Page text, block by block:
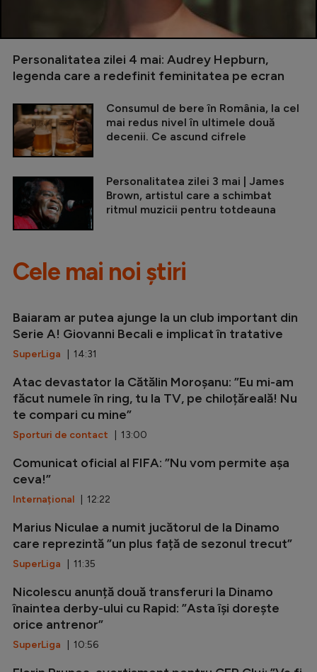
Personalitatea zilei 4 mai: Audrey Hepburn,
legenda care a redefinit feminitatea pe ecran
Consumul de bere în România, la cel
mai redus nivel în ultimele două
decenii. Ce ascund cifrele
Personalitatea zilei 3 mai | James
Brown, artistul care a schimbat
ritmul muzicii pentru totdeauna
Cele mai noi știri
Baiaram ar putea ajunge la un club important din
Serie A! Giovanni Becali e implicat în tratative
SuperLiga | 14:31
Atac devastator la Cătălin Moroșanu: ”Eu mi-am
făcut numele în ring, tu la TV, pe chiloțăreală! Nu
te compari cu mine”
Sporturi de contact | 13:00
Comunicat oficial al FIFA: ”Nu vom permite așa
ceva!”
Internațional | 12:22
Marius Niculae a numit jucătorul de la Dinamo
care reprezintă ”un plus față de sezonul trecut”
SuperLiga | 11:35
Nicolescu anunță două transferuri la Dinamo
înaintea derby-ului cu Rapid: ”Asta își dorește
orice antrenor”
SuperLiga | 10:56